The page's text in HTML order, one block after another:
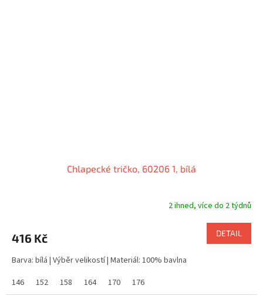
Chlapecké tričko, 60206 1, bílá
2 ihned, více do 2 týdnů
416 Kč DETAIL
Barva: bílá | Výběr velikostí | Materiál: 100% bavlna
146
152 158 164 170 176